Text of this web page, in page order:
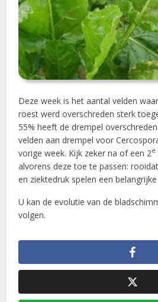
Deze week is het aantal velden
roest werd overschreden sterk
55% heeft de drempel
velden aan drempel voor
vorige week. Kijk zeker na of een 2e
alvorens deze toe te passen:
en ziektedruk spelen een
U kan de evolutie van de
volgen.